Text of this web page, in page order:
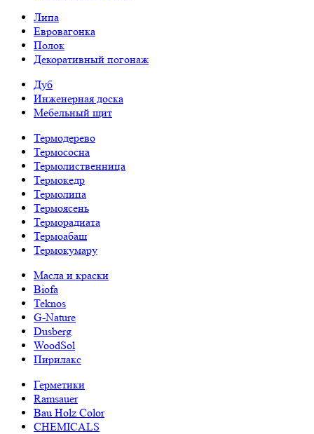
Липа
Евровагонка
Полок
Декоративный погонаж
Дуб
Инженерная доска
Мебельный щит
Термодерево
Термососна
Термолиственница
Термокедр
Термолипа
Термоясень
Терморадиата
Термоабаш
Термокумару
Масла и краски
Biofa
Teknos
G-Nature
Dusberg
WoodSol
Пирилакс
Герметики
Ramsauer
Bau Holz Color
CHEMICALS